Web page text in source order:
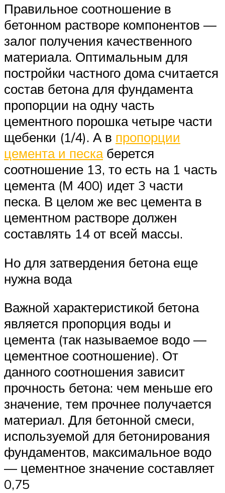
Правильное соотношение в
бетонном растворе компонентов —
залог получения качественного
материала. Оптимальным для
постройки частного дома считается
состав бетона для фундамента
пропорции на одну часть
цементного порошка четыре части
щебенки (1/4). А в пропорции
цемента и пескаберется
соотношение 13, то есть на 1 часть
цемента (М 400) идет 3 части
песка. В целом же вес цемента в
цементном растворе должен
составлять 14 от всей массы.
Но для затвердения бетона еще
нужна вода
Важной характеристикой бетона
является пропорция воды и
цемента (так называемое водо —
цементное соотношение). От
данного соотношения зависит
прочность бетона: чем меньше его
значение, тем прочнее получается
материал. Для бетонной смеси,
используемой для бетонирования
фундаментов, максимальное водо
— цементное значение составляет
0,75